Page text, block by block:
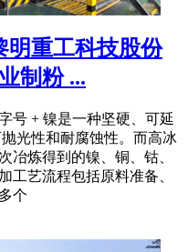
明重工科技股份
制粉 ...
号 + 镍是一种坚硬、可延
光性和耐腐蚀性。而高冰
冶炼得到的镍、铜、钴、
工艺流程包括原料准备、
个